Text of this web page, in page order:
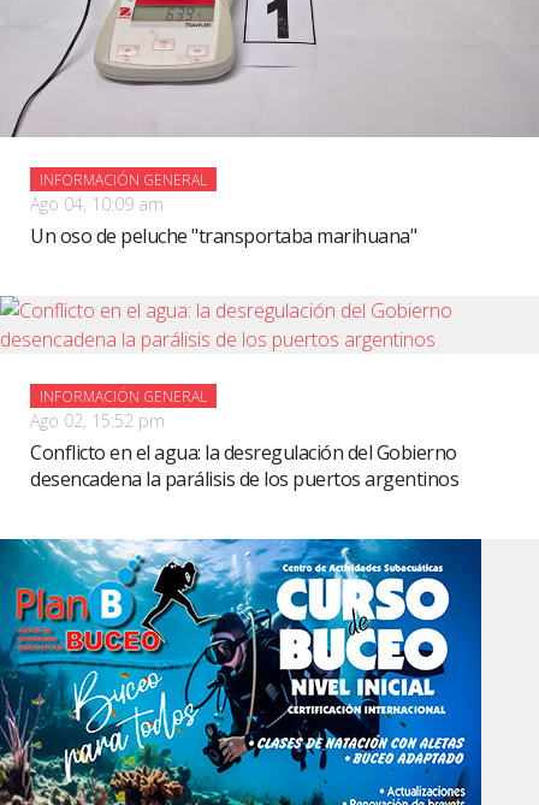
INFORMACIÓN GENERAL
Ago 04, 10:09 am
Un oso de peluche "transportaba marihuana"
INFORMACIÓN GENERAL
Ago 02, 15:52 pm
Conflicto en el agua: la desregulación del Gobierno
desencadena la parálisis de los puertos argentinos